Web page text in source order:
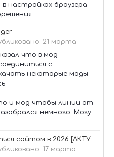
в настройках браузера
21 марта
что в мод
с
некоторые моды
и мод чтобы линии от
немного. Могу
Гайд как пользоваться сайтом в 2026 [АКТУАЛЬНО✅]
17 марта